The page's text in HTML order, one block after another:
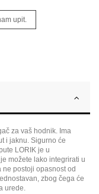
upit.
za vaš hodnik. Ima
i jaknu. Sigurno će
LORIK je u
možete lako integrirati u
postoji opasnost od
zbog čega će
urede.